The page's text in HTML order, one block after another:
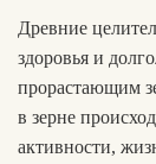
Древние
здоровья и
прорастающим
в зерне
активности,